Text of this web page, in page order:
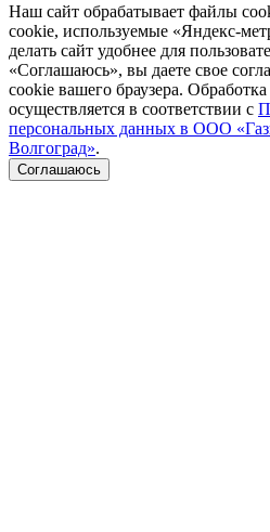
Наш сайт обрабатывает файлы
cookie, используемые «Яндекс-
делать сайт удобнее для
«Соглашаюсь», вы даете свое
cookie вашего браузера.
осуществляется в соответствии с
персональных данных в ООО
Волгоград».
Соглашаюсь